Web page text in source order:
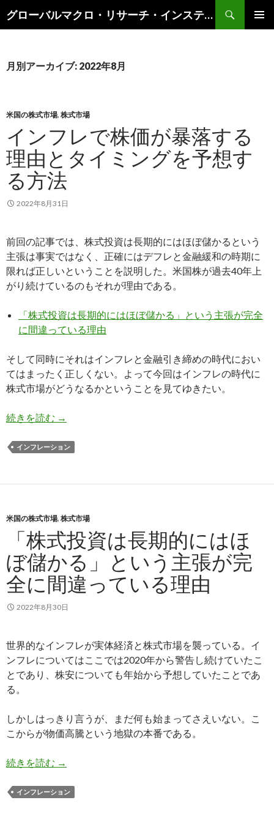
グローバルマクロ・リサーチ・インスティテュート
索
ン
キ
プ
月別アーカイブ: 2022年8月
米国の株式市場, 株式市場
インフレで株価が暴落する
理由とタイミングを予想す
る方法
2022年8月31日
前回の記事では、株式投資は長期的にはほぼ儲かるという
主張は事実ではなく、正確にはデフレと金融緩和の時期に
限れば正しいということを説明した。米国株が過去40年上
がり続けているのもそれが理由である。
「株式投資は長期的にはほぼ儲かる」という主張が完全
に間違っている理由
そして同時にそれはインフレと金融引き締めの時代におい
てはまったく正しくない。よって今回はインフレの時代に
株式市場がどうなるかということを見てゆきたい。
続きを読む インフレで株価が暴落する理由とタイミングを
→
インフレーション
米国の株式市場, 株式市場
「株式投資は長期的にはほ
ぼ儲かる」という主張が完
全に間違っている理由
2022年8月30日
世界的なインフレが実体経済と株式市場を襲っている。イ
ンフレについてはここでは2020年から警告し続けていたこ
とであり、株安についても年始から予想していたことであ
る。
しかしはっきり言うが、まだ何も始まってさえいない。こ
こからが物価高騰という地獄の本番である。
続きを読む 「株式投資は長期的にはほぼ儲かる」という主
→
インフレーション